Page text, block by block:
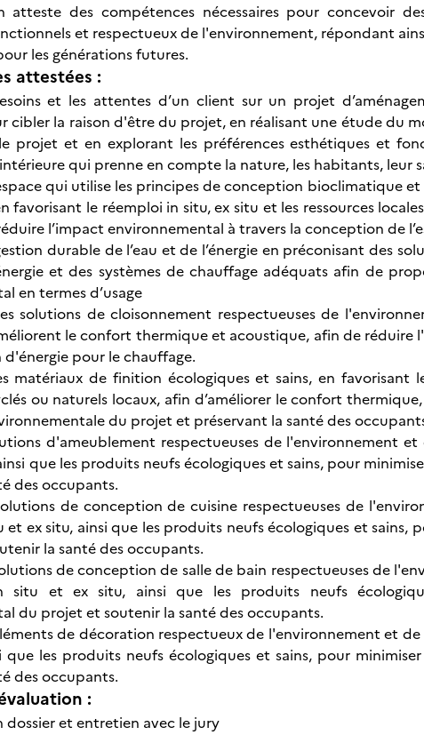
atteste des compétences nécessaires pour concevoir
et respectueux de l'environnement, répondant
les générations futures.
attestées :
et les attentes d’un client sur un projet
cibler la raison d'être du projet, en réalisant une étude du
projet et en explorant les préférences esthétiques et
qui prenne en compte la nature, les habitants, leur
qui utilise les principes de conception bioclimatique
favorisant le réemploi in situ, ex situ et les ressources
l’impact environnemental à travers la conception de
durable de l’eau et de l’énergie en préconisant des
et des systèmes de chauffage adéquats afin de
en termes d’usage
solutions de cloisonnement respectueuses de
le confort thermique et acoustique, afin de
pour le chauffage.
matériaux de finition écologiques et sains, en
ou naturels locaux, afin d’améliorer le confort
du projet et préservant la santé des
d'ameublement respectueuses de l'environnement
que les produits neufs écologiques et sains, pour
des occupants.
de conception de cuisine respectueuses de
et ex situ, ainsi que les produits neufs écologiques et
la santé des occupants.
de conception de salle de bain respectueuses de
situ et ex situ, ainsi que les produits neufs
du projet et soutenir la santé des occupants.
de décoration respectueux de l'environnement et
que les produits neufs écologiques et sains, pour
des occupants.
:
dossier et entretien avec le jury